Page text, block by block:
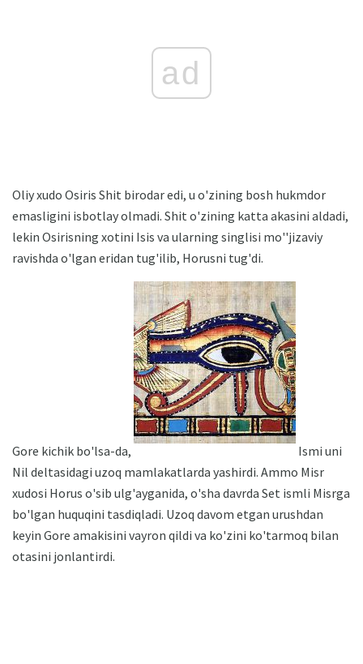
ad
Oliy xudo Osiris Shit birodar edi, u o'zining bosh hukmdor
emasligini isbotlay olmadi. Shit o'zining katta akasini aldadi,
lekin Osirisning xotini Isis va ularning singlisi mo''jizaviy
ravishda o'lgan eridan tug'ilib, Horusni tug'di.
Gore kichik bo'lsa-da,
Ismi uni
Nil deltasidagi uzoq mamlakatlarda yashirdi. Ammo Misr
xudosi Horus o'sib ulg'ayganida, o'sha davrda Set ismli Misrga
bo'lgan huquqini tasdiqladi. Uzoq davom etgan urushdan
keyin Gore amakisini vayron qildi va ko'zini ko'tarmoq bilan
otasini jonlantirdi.